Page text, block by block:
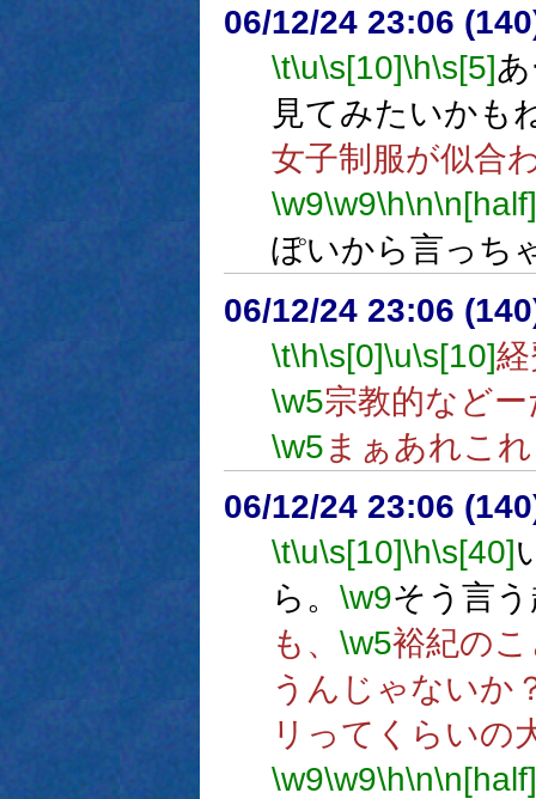
06/12/24 23:06
\t\u\s[10]\h\s[5]
見てみたいかも
女子制服が似合
\w9\w9\h\n\n[half]
ぽいから言っち
06/12/24 23:06
\t\h\s[0]\u\s[10]
\w5宗教的など
\w5まぁあれこ
06/12/24 23:06
\t\u\s[10]\h\s[40]
ら。 \w9そう言
も、 \w5裕紀の
うんじゃないか
リってくらいの
\w9\w9\h\n\n[half]